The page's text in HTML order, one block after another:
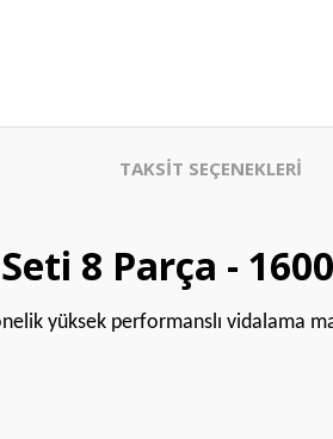
TAKSİT SEÇENEKLERİ
8 Parça -
yüksek performanslı vidalama